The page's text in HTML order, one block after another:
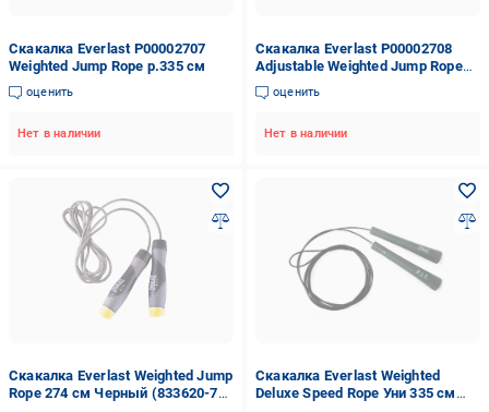
Скакалка Everlast P00002707
Weighted Jump Rope р.335 см
оценить
Нет в наличии
Скакалка Everlast P00002708
Adjustable Weighted Jump Rope
р.335 см
оценить
Нет в наличии
Скакалка Everlast Weighted Jump
Rope 274 см Черный (833620-70-
Скакалка Everlast Weighted
Deluxe Speed Rope Уни 335 см